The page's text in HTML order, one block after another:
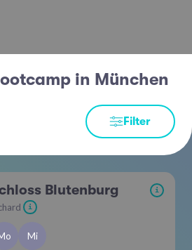
in München
Filter
Blutenburg i
i
Mi